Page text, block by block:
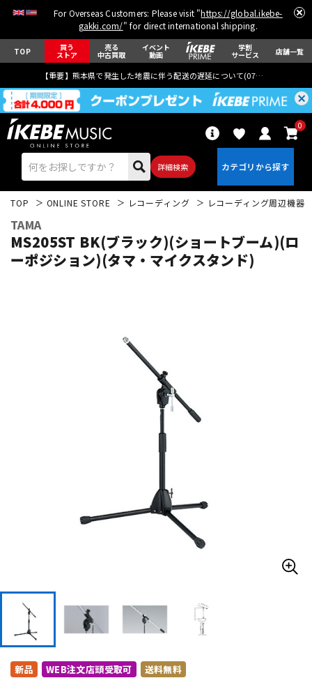
For Overseas Customers: Please visit "https://global.ikebe-
gakki.com/" for direct international shipping.
TOP 買う
ストア
売る
中古買取
イベント
動画
学割
サービス 店舗一覧
【重要】熊本県で発生した地震に伴う配送の遅延について(07月29日
詳細検索
0
DTM オンライン納品 レコーディング機器
TOP ONLINE STORE レコーディング レコーディング周辺機器
TAMA
MS205ST BK(ブラック)(ショートブーム)(ロ
ーポジション)(タマ・マイクスタンド)
新品 WEB注文店頭受取可 送料無料